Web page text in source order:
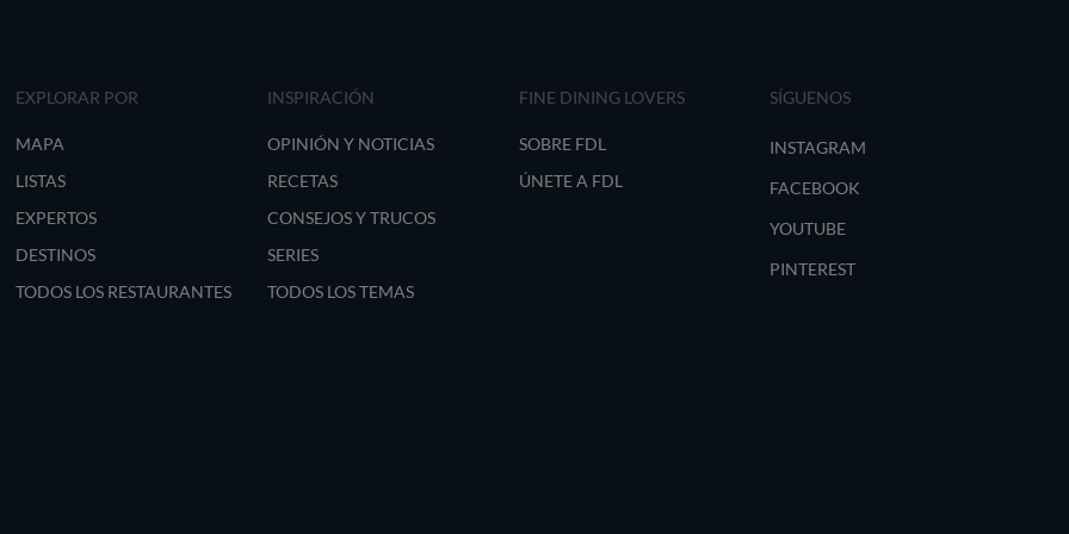
EXPLORAR POR
MAPA
LISTAS
EXPERTOS
DESTINOS
TODOS LOS RESTAURANTES
INSPIRACIÓN
OPINIÓN Y NOTICIAS
RECETAS
CONSEJOS Y TRUCOS
SERIES
TODOS LOS TEMAS
FINE DINING LOVERS
SOBRE FDL
ÚNETE A FDL
SÍGUENOS
INSTAGRAM
FACEBOOK
YOUTUBE
PINTEREST